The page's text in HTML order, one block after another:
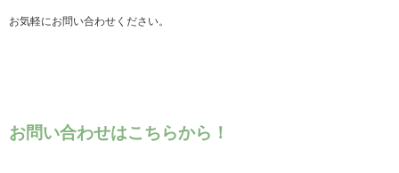
お気軽にお問い合わせください。
お問い合わせはこちらから！